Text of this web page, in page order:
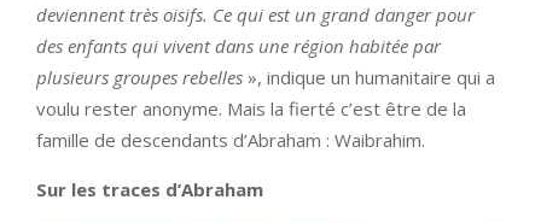
deviennent très oisifs. Ce qui est un grand danger pour
des enfants qui vivent dans une région habitée par
plusieurs groupes rebelles », indique un humanitaire qui a
voulu rester anonyme. Mais la fierté c’est être de la
famille de descendants d’Abraham : Waibrahim.
Sur les traces d’Abraham